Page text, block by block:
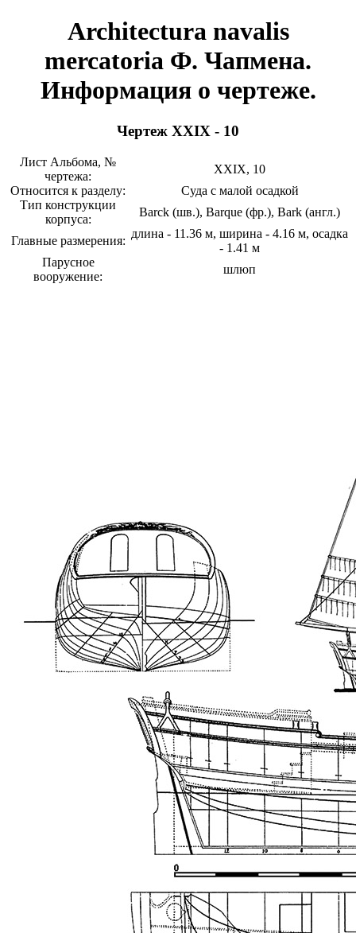
Architectura navalis
mercatoria Ф. Чапмена.
Информация о чертеже.
Чертеж XXIX - 10
Лист Альбома, №
чертежа:
XXIX, 10
Относится к разделу:
Суда с малой осадкой
Тип конструкции
корпуса:
Barck (шв.), Barque (фр.), Bark (англ.)
Главные размерения:
длина - 11.36 м, ширина - 4.16 м, осадка
- 1.41 м
Парусное
вооружение:
шлюп